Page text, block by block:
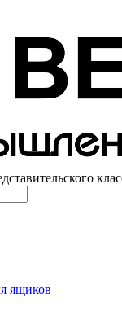
ящиков